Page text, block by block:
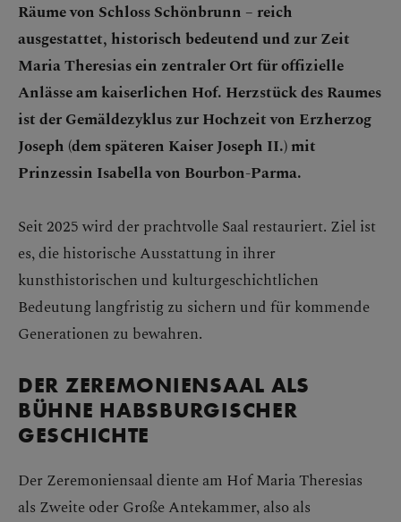
Räume von Schloss Schönbrunn – reich
ausgestattet, historisch bedeutend und zur Zeit
Maria Theresias ein zentraler Ort für offizielle
Anlässe am kaiserlichen Hof. Herzstück des Raumes
ist der Gemäldezyklus zur Hochzeit von Erzherzog
Joseph (dem späteren Kaiser Joseph II.) mit
Prinzessin Isabella von Bourbon-Parma.
Seit 2025 wird der prachtvolle Saal restauriert. Ziel ist
es, die historische Ausstattung in ihrer
kunsthistorischen und kulturgeschichtlichen
Bedeutung langfristig zu sichern und für kommende
Generationen zu bewahren.
DER ZEREMONIENSAAL ALS
BÜHNE HABSBURGISCHER
GESCHICHTE
Der Zeremoniensaal diente am Hof Maria Theresias
als Zweite oder Große Antekammer, also als